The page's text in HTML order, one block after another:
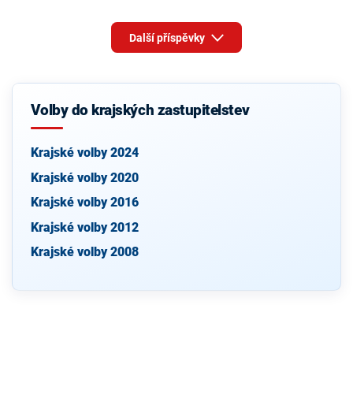
Další příspěvky
Volby do krajských zastupitelstev
Krajské volby 2024
Krajské volby 2020
Krajské volby 2016
Krajské volby 2012
Krajské volby 2008